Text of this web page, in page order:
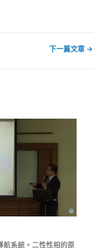
下一篇文章 →
航系統。二性性相的原